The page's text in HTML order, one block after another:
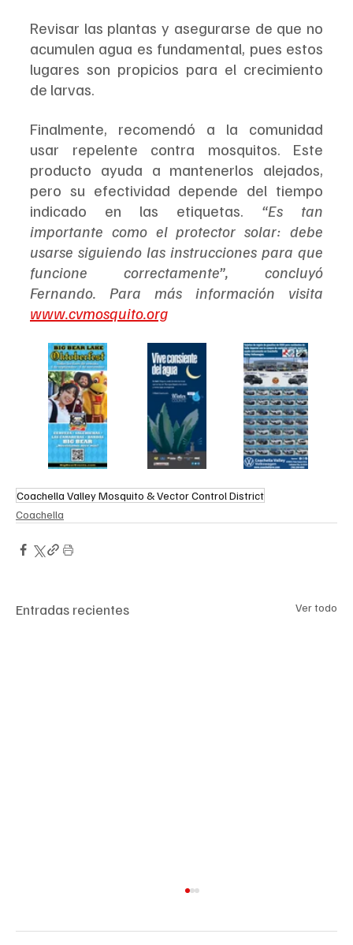
Revisar las plantas y asegurarse de que no
acumulen agua es fundamental, pues estos
lugares son propicios para el crecimiento
de larvas.
Finalmente, recomendó a la comunidad
usar repelente contra mosquitos. Este
producto ayuda a mantenerlos alejados,
pero su efectividad depende del tiempo
indicado en las etiquetas. “Es tan
importante como el protector solar: debe
usarse siguiendo las instrucciones para que
funcione correctamente”, concluyó
www.cvmosquito.org
Coachella Valley Mosquito & Vector Control District
Coachella
Entradas recientes Ver todo